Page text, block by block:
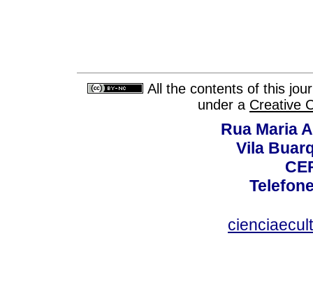
All the contents of this
under a Creative
Rua Maria
Vila